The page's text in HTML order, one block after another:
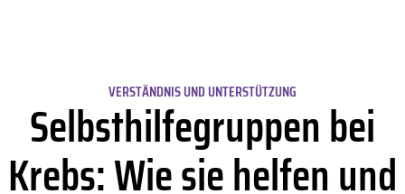
VERSTÄNDNIS UND UNTERSTÜTZUNG
Selbsthilfegruppen bei
Krebs: Wie sie helfen und